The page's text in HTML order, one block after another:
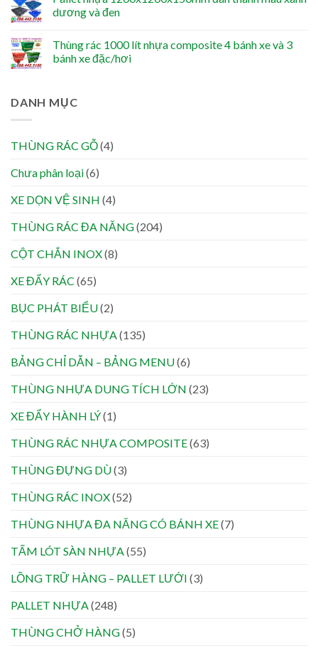
dương và đen
Thùng rác 1000 lít nhựa composite 4 bánh xe và 3
bánh xe đặc/hơi
DANH MỤC
THÙNG RÁC GỖ(4)
Chưa phân loại(6)
XE DỌN VỆ SINH (4)
THÙNG RÁC ĐA NĂNG(204)
CỘT CHẮN INOX(8)
XE ĐẨY RÁC (65)
BỤC PHÁT BIỂU(2)
THÙNG RÁC NHỰA(135)
BẢNG CHỈ DẪN – BẢNG MENU(6)
THÙNG NHỰA DUNG TÍCH LỚN (23)
XE ĐẨY HÀNH LÝ(1)
THÙNG RÁC NHỰA COMPOSITE(63)
THÙNG ĐỰNG DÙ(3)
THÙNG RÁC INOX(52)
THÙNG NHỰA ĐA NĂNG CÓ BÁNH XE(7)
TẤM LÓT SÀN NHỰA(55)
LỒNG TRỮ HÀNG – PALLET LƯỚI (3)
PALLET NHỰA(248)
THÙNG CHỞ HÀNG(5)